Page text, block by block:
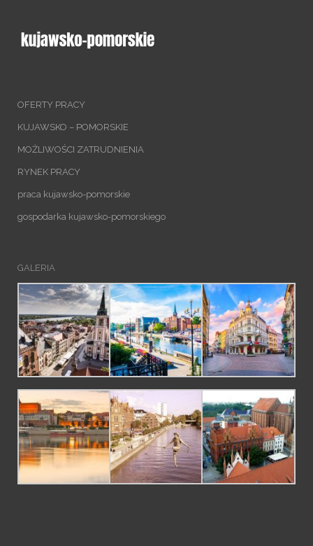
OFERTY PRACY
KUJAWSKO – POMORSKIE
MOŻLIWOŚCI ZATRUDNIENIA
RYNEK PRACY
praca kujawsko-pomorskie
gospodarka kujawsko-pomorskiego
GALERIA